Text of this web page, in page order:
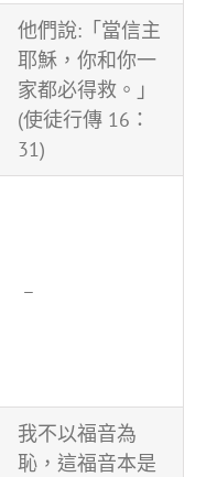
他們說:「當信主
耶穌，你和你一
家都必得救。」
(使徒行傳 16：
31)
–
我不以福音為
恥，這福音本是